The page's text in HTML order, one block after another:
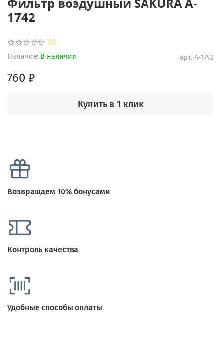
(0)
арт. A-1742
Наличие: В наличии
1742
760 ₽
Купить в 1 клик
Возвращаем 10% бонусами
Контроль качества
Удобные способы оплаты